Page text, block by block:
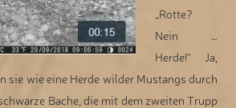
„Rotte?
Nein …
Herde!“ Ja,
sie wie eine Herde wilder Mustangs durch
Bache, die mit dem zweiten Trupp